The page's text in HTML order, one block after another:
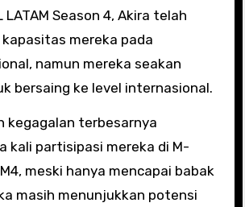
LATAM Season 4, Akira telah
mereka pada
namun mereka seakan
bersaing ke level internasional.
kegagalan terbesarnya
kali partisipasi mereka di M-
meski hanya mencapai babak
masih menunjukkan potensi